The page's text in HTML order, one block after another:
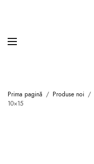
Prima pagină / Produse noi /
10×15